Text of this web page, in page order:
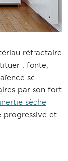
réfractaire
: fonte,
se
par son fort
sèche
progressive et